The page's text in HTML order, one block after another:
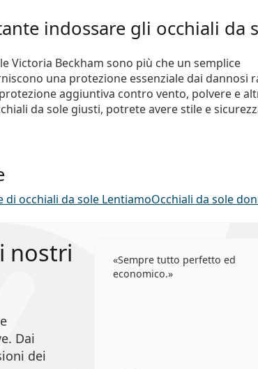
indossare gli occhiali da
Victoria Beckham sono più che un semplice
una protezione essenziale dai dannosi
aggiuntiva contro vento, polvere e
da sole giusti, potrete avere stile e
di occhiali da sole LentiamoOcchiali da sole
nostri
Dai
dei
Sempre tutto perfetto ed
economico.